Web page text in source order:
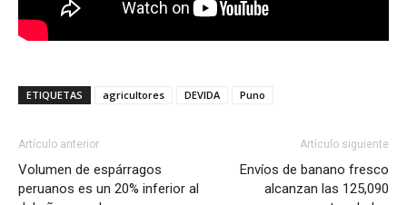
ETIQUETAS agricultores DEVIDA Puno
Artículo anterior
Volumen de espárragos
peruanos es un 20% inferior al
Artículo siguiente
Envíos de banano fresco
alcanzan las 125,090